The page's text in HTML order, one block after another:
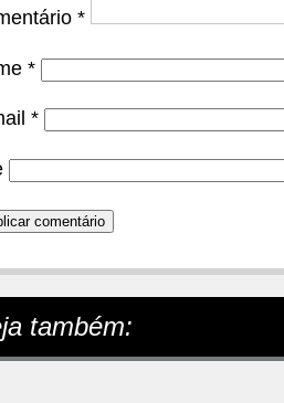
*
*
*
também: